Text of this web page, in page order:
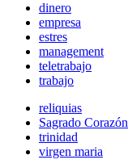
dinero
empresa
estres
management
teletrabajo
trabajo
reliquias
Sagrado Corazón
trinidad
virgen maria